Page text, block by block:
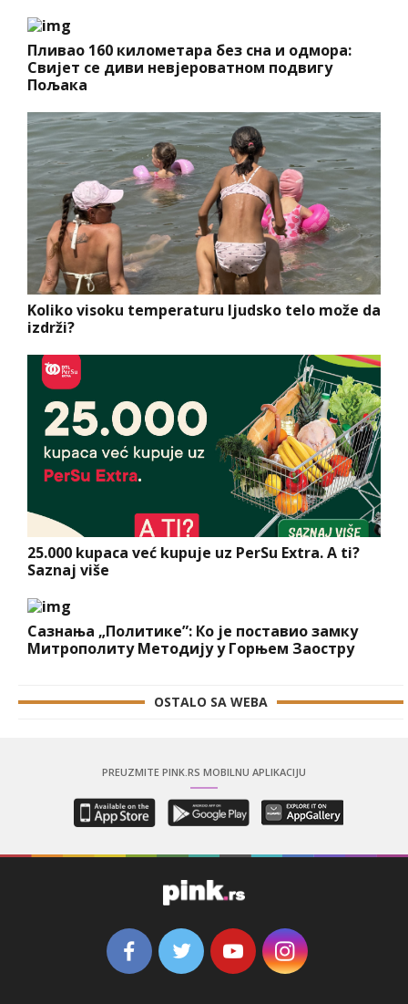
Пливао 160 километара без сна и одмора:
Свијет се диви невјероватном подвигу
Пољака
Koliko visoku temperaturu ljudsko telo može da
izdrži?
25.000 kupaca već kupuje uz PerSu Extra. A ti?
Saznaj više
Сазнања „Политике”: Ко је поставио замку
Митрополиту Методију у Горњем Заостру
OSTALO SA WEBA
PREUZMITE PINK.RS MOBILNU APLIKACIJU